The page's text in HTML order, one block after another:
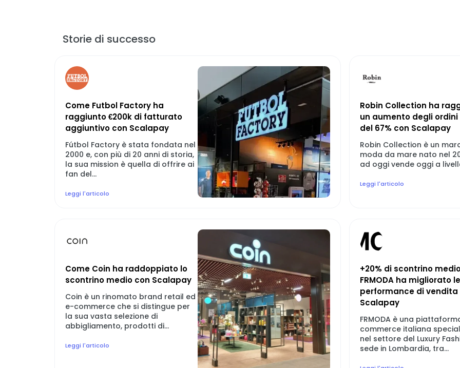
Storie di successo
Come Futbol Factory ha
raggiunto €200k di fatturato
aggiuntivo con Scalapay
Fútbol Factory è stata fondata nel
2000 e, con più di 20 anni di storia,
la sua mission è quella di offrire ai
fan del...
Leggi l'articolo
Robin Collection ha
un aumento degli ordini
del 67% con Scalapay
Robin Collection è un
moda da mare nato nel
ad oggi vende oggi a
Leggi l'articolo
Come Coin ha raddoppiato lo
scontrino medio con Scalapay
Coin è un rinomato brand retail ed
e-commerce che si distingue per
la sua vasta selezione di
abbigliamento, prodotti di...
Leggi l'articolo
+20% di scontrino
FRMODA ha migliorato le
performance di vendita
Scalapay
FRMODA è una
commerce italiana
nel settore del Luxury
sede in Lombardia, tra...